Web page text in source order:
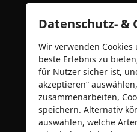
Sicherheitszertifizierungen
Datenschutz- &
Wir verwenden
beste Erlebnis zu
für Nutzer sicher ist,
akzeptieren“
zusammenarbeiten,
speichern. Alternativ
auswählen, welche